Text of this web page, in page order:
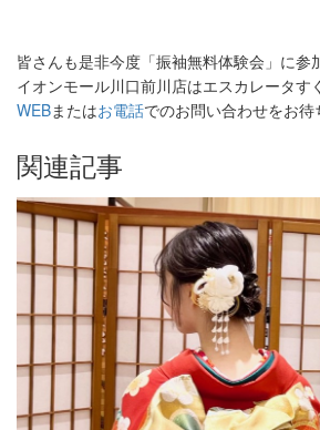
皆さんも是非今度「振袖無料体験会」に参
イオンモール川口前川店はエスカレータす
WEBまたはお電話でのお問い合わせをお待
関連記事